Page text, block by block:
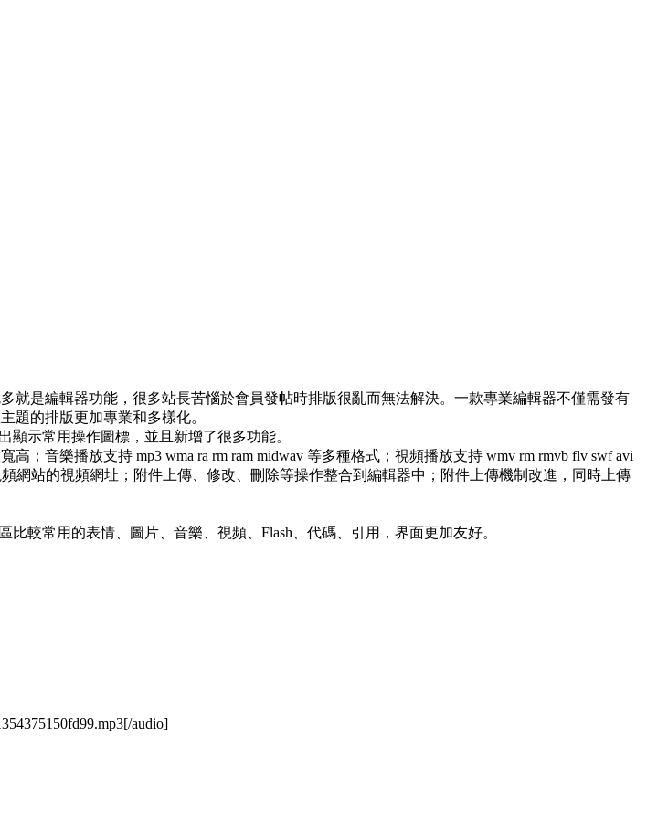
就是編輯器功能，很多站長苦惱於會員發帖時排版很亂而無法解決。一款專業編輯器不僅需發有
題的排版更加專業和多樣化。
顯示常用操作圖標，並且新增了很多功能。
；音樂播放支持 mp3 wma ra rm ram midwav 等多種格式；視頻播放支持 wmv rm rmvb flv swf avi
網站的視頻網址；附件上傳、修改、刪除等操作整合到編輯器中；附件上傳機制改進，同時上傳
較常用的表情、圖片、音樂、視頻、Flash、代碼、引用，界面更加友好。
audio]